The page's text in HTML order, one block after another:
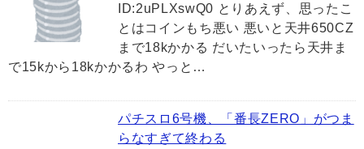
ID:2uPLXswQ0 とりあえず、思ったこ
とはコインもち悪い 悪いと天井650CZ
まで18kかかる だいたいったら天井ま
で15kから18kかかるわ やっと…
パチスロ6号機、「番長ZERO」がつま
らなすぎて終わる